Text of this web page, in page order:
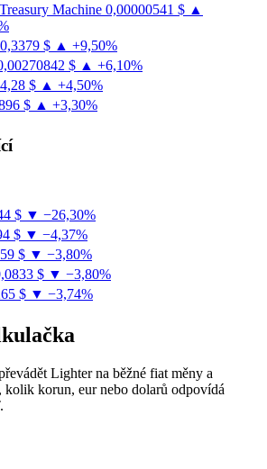
Machine 0,00000541 $ ▲
0,3379 $ ▲ +9,50%
$ ▲ +6,10%
$ ▲ +4,50%
$ ▲ +3,30%
$ ▼ −26,30%
$ ▼ −4,37%
$ ▼ −3,80%
$ ▼ −3,80%
$ ▼ −3,74%
Lighter na běžné fiat měny a
kolik korun, eur nebo dolarů odpovídá